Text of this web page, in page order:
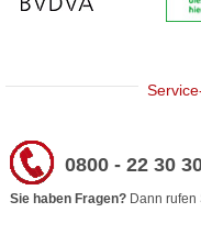
0800 - 22 30
Sie haben Fragen? Dann rufen